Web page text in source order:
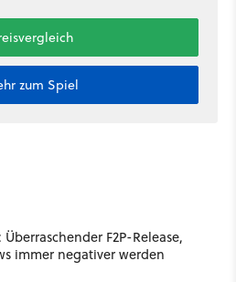
zum Spiel
F2P-Release,
immer negativer werden